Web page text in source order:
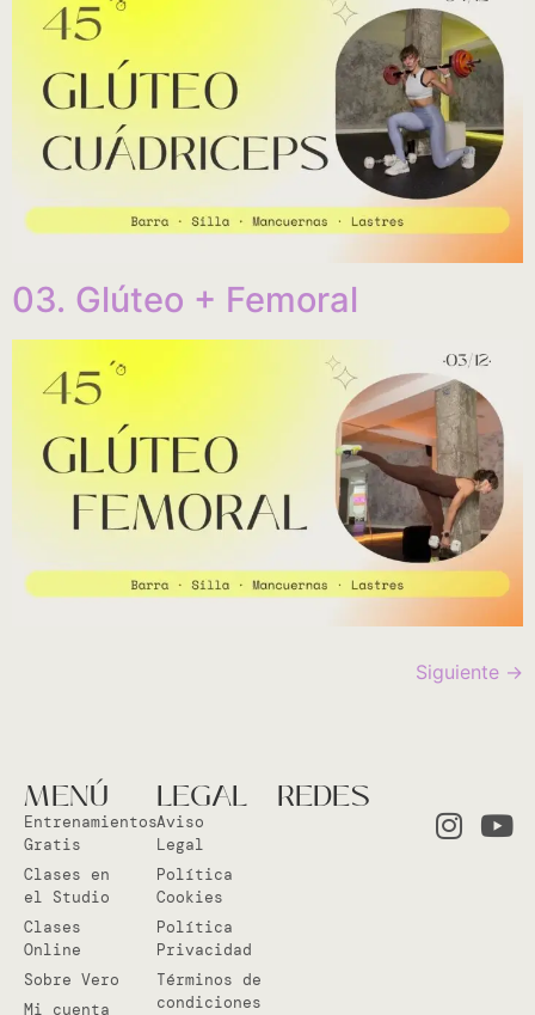
03. Glúteo + Femoral
Siguiente →
MENÚ
Entrenamientos
Gratis
Clases en
el Studio
Clases
Online
Sobre Vero
Mi cuenta
LEGAL
Aviso
Legal
Política
Cookies
Política
Privacidad
Términos de
condiciones
REDES